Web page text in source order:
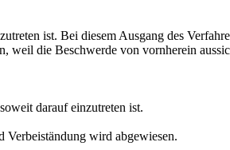
ist. Bei diesem Ausgang des
weil die Beschwerde von vornherein
darauf einzutreten ist.
Verbeiständung wird abgewiesen.